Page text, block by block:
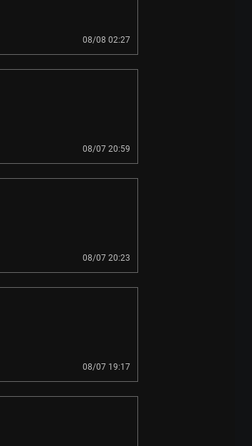
08/08 02:27
08/07 20:59
08/07 20:23
08/07 19:17